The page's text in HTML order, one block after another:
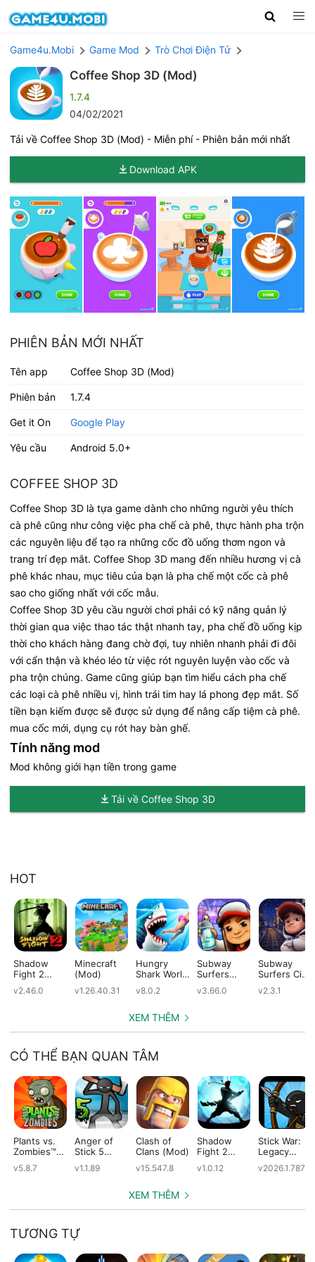
Game4u.Mobi Game Mod Trò Chơi Điện Tử
Coffee Shop 3D (Mod)
1.7.4
04/02/2021
Tải về Coffee Shop 3D (Mod) - Miễn phí - Phiên bản mới nhất
Download APK
PHIÊN BẢN MỚI NHẤT
Tên app Coffee Shop 3D (Mod)
Phiên bản 1.7.4
Get it On Google Play
Yêu cầu Android 5.0+
COFFEE SHOP 3D
Coffee Shop 3D là tựa game dành cho những người yêu thích
cà phê cũng như công việc pha chế cà phê, thực hành pha trộn
các nguyên liệu để tạo ra những cốc đồ uống thơm ngon và
trang trí đẹp mắt. Coffee Shop 3D mang đến nhiều hương vị cà
phê khác nhau, mục tiêu của bạn là pha chế một cốc cà phê
sao cho giống nhất với cốc mẫu.
Coffee Shop 3D yêu cầu người chơi phải có kỹ năng quản lý
thời gian qua việc thao tác thật nhanh tay, pha chế đồ uống kịp
thời cho khách hàng đang chờ đợi, tuy nhiên nhanh phải đi đôi
với cẩn thận và khéo léo từ việc rót nguyên luyện vào cốc và
pha trộn chúng. Game cũng giúp bạn tìm hiểu cách pha chế
các loại cà phê nhiều vị, hình trái tim hay lá phong đẹp mắt. Số
tiền bạn kiếm được sẽ được sử dụng để nâng cấp tiệm cà phê.
mua cốc mới, dụng cụ rót hay bàn ghế.
Tính năng mod
Mod không giới hạn tiền trong game
Tải về Coffee Shop 3D
HOT
Shadow
Fight 2
v2.46.0
Minecraft
(Mod)
v1.26.40.31
Hungry
Shark World
v8.0.2
Subway
Surfers
v3.66.0
Subway
Surfers City
v2.3.1
XEM THÊM
CÓ THỂ BẠN QUAN TÂM
Plants vs.
Zombies™
v5.8.7
Anger of
Stick 5
v1.1.89
Clash of
Clans (Mod)
v15.547.8
Shadow
Fight 2
Edition
v1.0.12
Stick War:
Legacy
v2026.1.787
XEM THÊM
TƯƠNG TỰ